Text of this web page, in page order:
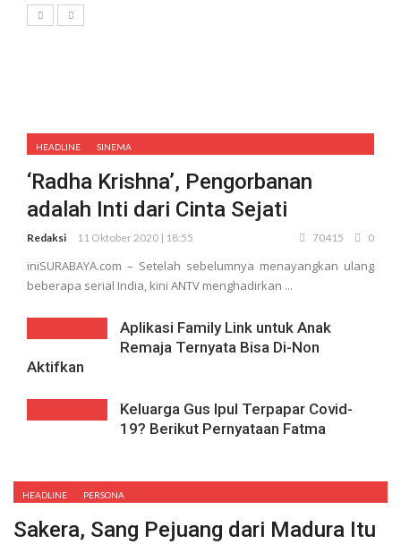
HEADLINE SINEMA
‘Radha Krishna’, Pengorbanan
adalah Inti dari Cinta Sejati
Redaksi 11 Oktober 2020 | 18:55 70415 0
iniSURABAYA.com – Setelah sebelumnya menayangkan ulang
beberapa serial India, kini ANTV menghadirkan ...
Aplikasi Family Link untuk Anak
Remaja Ternyata Bisa Di-Non
Aktifkan
Keluarga Gus Ipul Terpapar Covid-
19? Berikut Pernyataan Fatma
HEADLINE PERSONA
Sakera, Sang Pejuang dari Madura Itu